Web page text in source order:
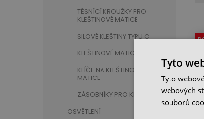
TĚSNÍCÍ KROUŽKY PRO
KLEŠTINOVÉ MATICE
SILOVÉ KLEŠTINY TYPU C
KLEŠTINOVÉ MATICE
KLÍČE NA KLEŠTINOVÉ
MATICE
ZÁSOBNÍKY PRO KLEŠTINY
OSVĚTLENÍ
Tyto
Tyto
webových
souborů